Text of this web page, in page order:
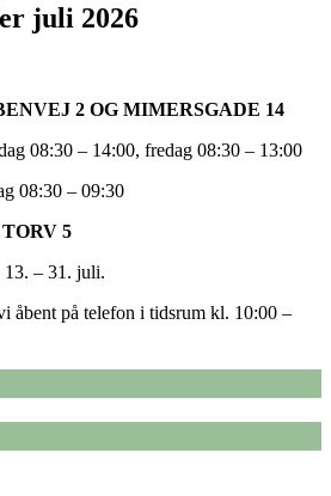
juli 2026
2 OG MIMERSGADE 14
08:30 – 14:00, fredag 08:30 – 13:00
08:30 – 09:30
5
13. – 31. juli.
åbent på telefon i tidsrum kl. 10:00 –